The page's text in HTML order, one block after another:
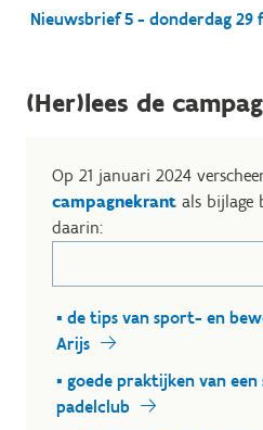
Nieuwsbrief 5 - donderdag 29
(Her)lees de
Op 21 januari 2024
campagnekrant als bijlage
daarin:
▪ de tips van sport- en
Arijs
▪ goede praktijken van
padelclub